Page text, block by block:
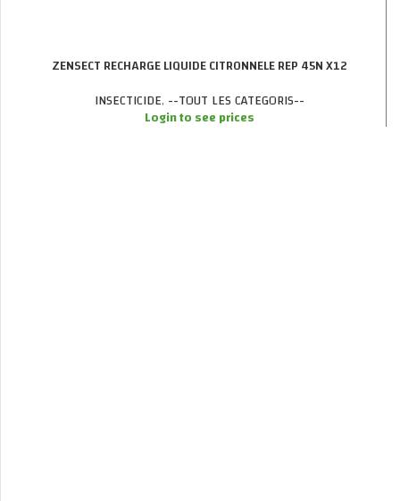
ZENSECT RECHARGE LIQUIDE CITRONNELE REP 45N X12
INSECTICIDE, --TOUT LES CATEGORIS--
Login to see prices